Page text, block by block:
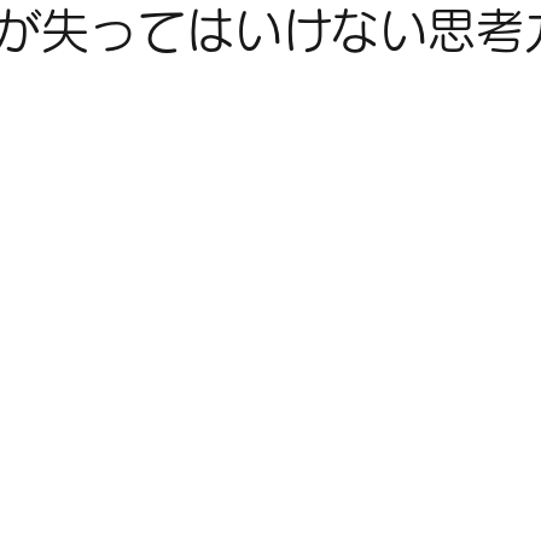
失ってはいけない思考